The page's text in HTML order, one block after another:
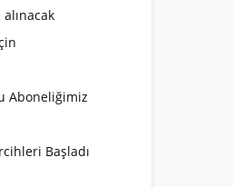
Aboneliğimiz
Başladı